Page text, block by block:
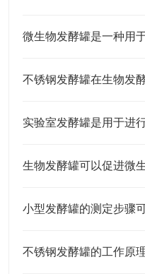
微生物发酵罐是一种用
不锈钢发酵罐在生物发
实验室发酵罐是用于进
生物发酵罐可以促进微
小型发酵罐的测定步骤
不锈钢发酵罐的工作原